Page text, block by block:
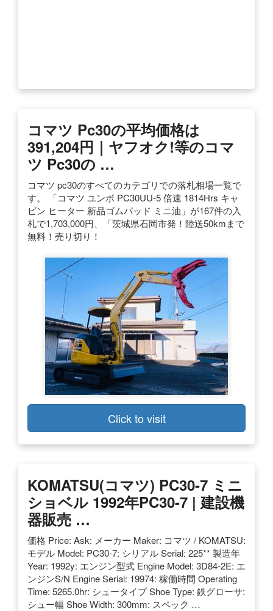
コマツ Pc30の平均価格は
391,204円｜ヤフオク!等のコマ
ツ Pc30の …
コマツ pc30のすべてのカテゴリでの落札相場一覧で
す。 「コマツ ユンボ PC30UU-5 倍速 1814Hrs キャ
ビン ヒーター 新品ゴムパッド ミニ油」が167件の入
札で1,703,000円、「茨城県石岡市発！陸送50kmまで
無料！売り切り！
Click to visit
KOMATSU(コマツ) PC30-7 ミニ
ショベル 1992年PC30-7 | 建設機
器販売 …
価格 Price: Ask: メーカー Maker: コマツ / KOMATSU:
モデル Model: PC30-7: シリアル Serial: 225** 製造年
Year: 1992y: エンジン型式 Engine Model: 3D84-2E: エ
ンジンS/N Engine Serial: 19974: 稼働時間 Operating
Time: 5265.0hr: シュータイプ Shoe Type: 鉄グローサ:
シュー幅 Shoe Width: 300mm: スペック …